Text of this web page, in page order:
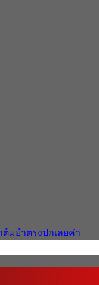
มยำตรงปกเลยค่า